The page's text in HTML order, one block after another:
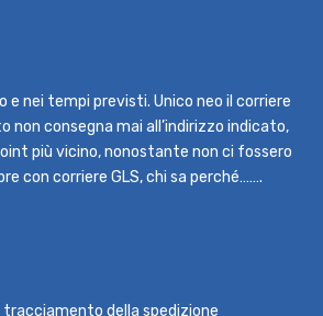
e nei tempi previsti. Unico neo il corriere
non consegna mai all’indirizzo indicato,
più vicino, nonostante non ci fossero
con corriere GLS, chi sa perché…….
tracciamento della spedizione